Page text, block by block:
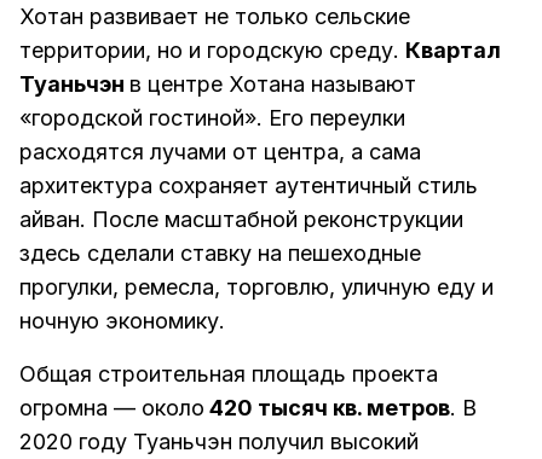
Хотан развивает не только сельские
территории, но и городскую среду. Квартал
Туаньчэн в центре Хотана называют
«городской гостиной». Его переулки
расходятся лучами от центра, а сама
архитектура сохраняет аутентичный стиль
айван. После масштабной реконструкции
здесь сделали ставку на пешеходные
прогулки, ремесла, торговлю, уличную еду и
ночную экономику.
Общая строительная площадь проекта
огромна — около 420 тысяч кв. метров. В
2020 году Туаньчэн получил высокий